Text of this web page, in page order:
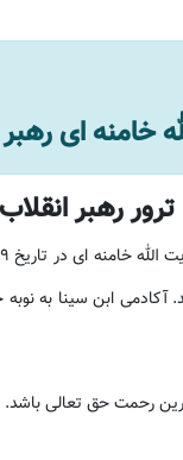
خامنه ای
ترور رهبر
آکادمی ابن سینا به
رحمت حق تعالی باشد.